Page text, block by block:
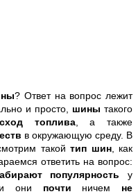
? Ответ на вопрос лежит
и просто, шины такого
топлива, а также
в окружающую среду. В
такой тип шин, как
ответить на вопрос:
популярность у
они почти ничем не